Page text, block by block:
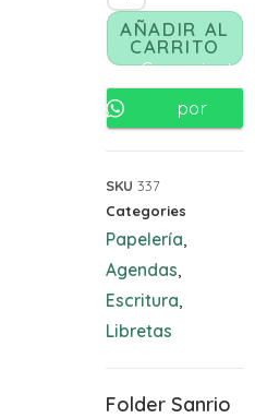
AÑADIR AL
CARRITO
Comunicate
por
SKU 337
Categories
Papelería
Agendas
Escritura
Libretas
Folder Sanrio